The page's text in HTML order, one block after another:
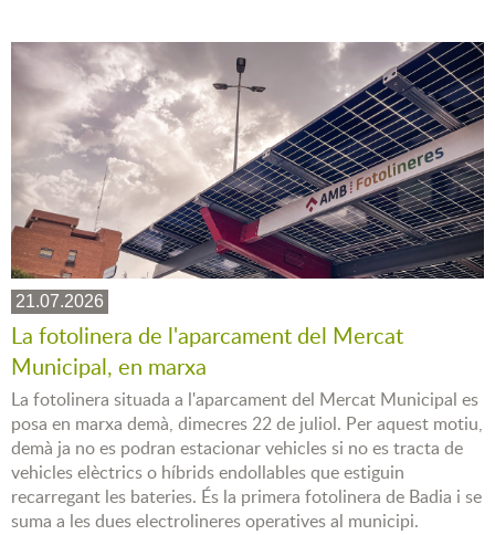
21.07.2026
La fotolinera de l'aparcament del Mercat
Municipal, en marxa
La fotolinera situada a l'aparcament del Mercat Municipal es
posa en marxa demà, dimecres 22 de juliol. Per aquest motiu,
demà ja no es podran estacionar vehicles si no es tracta de
vehicles elèctrics o híbrids endollables que estiguin
recarregant les bateries. És la primera fotolinera de Badia i se
suma a les dues electrolineres operatives al municipi.